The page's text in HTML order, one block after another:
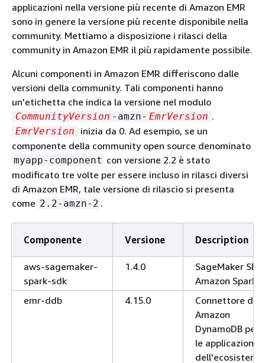
applicazioni nella versione più recente di Amazon EMR
sono in genere la versione più recente disponibile nella
community. Mettiamo a disposizione i rilasci della
community in Amazon EMR il più rapidamente possibile.
Alcuni componenti in Amazon EMR differiscono dalle
versioni della community. Tali componenti hanno
un'etichetta che indica la versione nel modulo
CommunityVersion -amzn- EmrVersion .
EmrVersion
inizia da 0. Ad esempio, se un
componente della community open source denominato
myapp-component con versione 2.2 è stato
modificato tre volte per essere incluso in rilasci diversi
di Amazon EMR, tale versione di rilascio si presenta
come 2.2-amzn-2 .
Componente Versione Description
aws-sagemaker-
spark-sdk
1.4.0
SageMaker SDK
Amazon Spark
emr-ddb
4.15.0
Connettore di
Amazon
DynamoDB per
le applicazioni
dell'ecosistema